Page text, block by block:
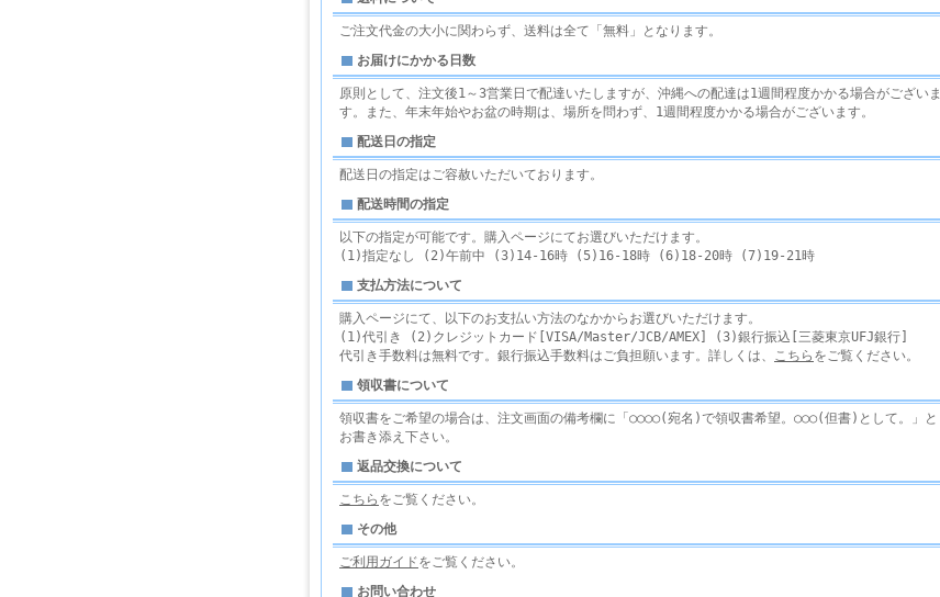
ご注文代金の大小に関わらず、送料は全て「無料」となります。
お届けにかかる日数
原則として、注文後1～3営業日で配達いたしますが、沖縄への配達は1週間程度かかる場合がございま
す。また、年末年始やお盆の時期は、場所を問わず、1週間程度かかる場合がございます。
配送日の指定
配送日の指定はご容赦いただいております。
配送時間の指定
以下の指定が可能です。購入ページにてお選びいただけます。
(1)指定なし (2)午前中 (3)14-16時 (5)16-18時 (6)18-20時 (7)19-21時
支払方法について
購入ページにて、以下のお支払い方法のなかからお選びいただけます。
(1)代引き (2)クレジットカード[VISA/Master/JCB/AMEX] (3)銀行振込[三菱東京UFJ銀行]
代引き手数料は無料です。銀行振込手数料はご負担願います。詳しくは、 こちら をご覧ください。
領収書について
領収書をご希望の場合は、注文画面の備考欄に「○○○○(宛名)で領収書希望。○○○(但書)として。」と
お書き添え下さい。
返品交換について
こちら をご覧ください。
その他
ご利用ガイドをご覧ください。
お問い合わせ